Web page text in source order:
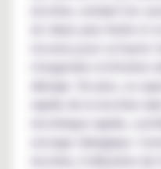
nicotine, rendant les
du tabac plus facile et
reconnu pour sa haute
n'engendre ni irritation
allergie. De plus, sa
nicotinique rapide,
sevrage tabagique.
nicotine, l'utilisation